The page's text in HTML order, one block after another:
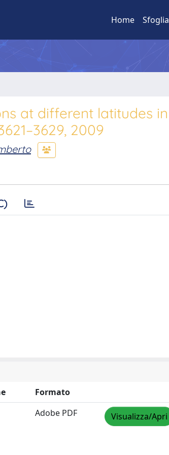
Home Sfoglia
at different latitudes in
2009
Formato
Adobe PDF Visualizza/Apri